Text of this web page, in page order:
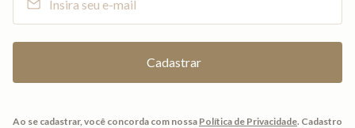
Ao se cadastrar, você concorda com nossa Política de Privacidade. Cadastro